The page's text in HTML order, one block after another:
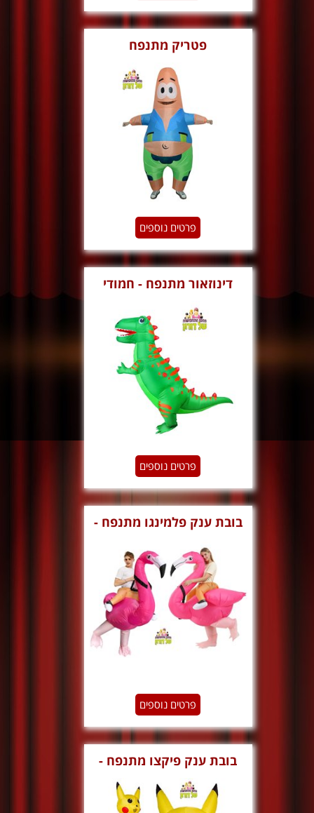
פטריק מתנפח
פרטים נוספים
דינוזאור מתנפח - חמודי
פרטים נוספים
‏‏בובת ענק פלמינגו מתנפח -
פרטים נוספים
‏‏בובת ענק פיקצו מתנפח -
גימיק